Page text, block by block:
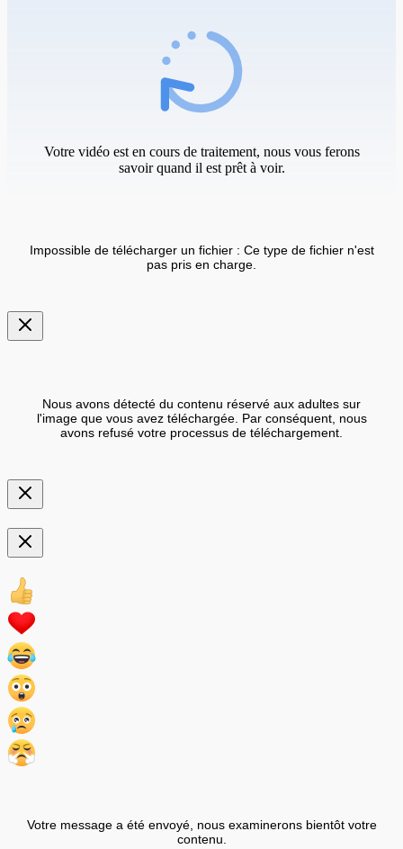
Votre vidéo est en cours de traitement, nous vous ferons
savoir quand il est prêt à voir.
Impossible de télécharger un fichier : Ce type de fichier n'est
pas pris en charge.
Nous avons détecté du contenu réservé aux adultes sur
l'image que vous avez téléchargée. Par conséquent, nous
avons refusé votre processus de téléchargement.
Votre message a été envoyé, nous examinerons bientôt votre
contenu.